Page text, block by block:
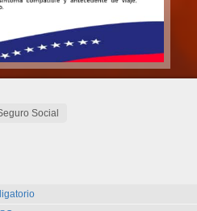
Social